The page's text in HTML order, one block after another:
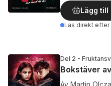
Lägg till
Läs direkt efter
Del 2 -
Bokstäver
Av Martin